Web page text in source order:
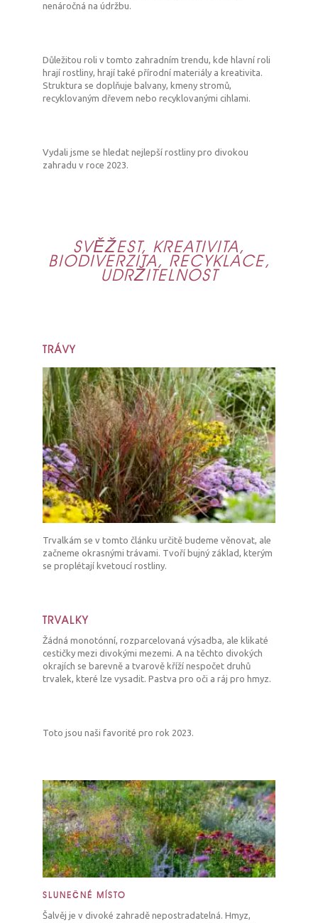
nenáročná na údržbu.
Důležitou roli v tomto zahradním trendu, kde hlavní roli
hrají rostliny, hrají také přírodní materiály a kreativita.
Struktura se doplňuje balvany, kmeny stromů,
recyklovaným dřevem nebo recyklovanými cihlami.
Vydali jsme se hledat nejlepší rostliny pro divokou
zahradu v roce 2023.
SVĚŽEST, KREATIVITA,
BIODIVERZITA, RECYKLACE,
UDRŽITELNOST
TRÁVY
Trvalkám se v tomto článku určitě budeme věnovat, ale
začneme okrasnými trávami. Tvoří bujný základ, kterým
se proplétají kvetoucí rostliny.
TRVALKY
Žádná monotónní, rozparcelovaná výsadba, ale klikaté
cestičky mezi divokými mezemi. A na těchto divokých
okrajích se barevně a tvarově kříží nespočet druhů
trvalek, které lze vysadit. Pastva pro oči a ráj pro hmyz.
Toto jsou naši favorité pro rok 2023.
SLUNEČNÉ MÍSTO
Šalvěj je v divoké zahradě nepostradatelná. Hmyz,